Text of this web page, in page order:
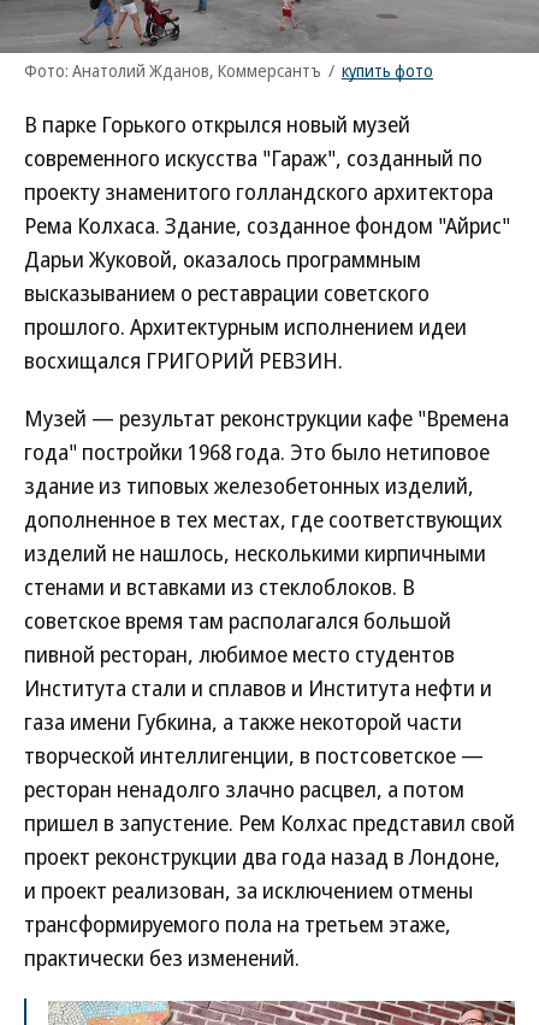
Фото: Анатолий Жданов, Коммерсантъ / купить фото
В парке Горького открылся новый музей
современного искусства "Гараж", созданный по
проекту знаменитого голландского архитектора
Рема Колхаса. Здание, созданное фондом "Айрис"
Дарьи Жуковой, оказалось программным
высказыванием о реставрации советского
прошлого. Архитектурным исполнением идеи
восхищался ГРИГОРИЙ РЕВЗИН.
Музей — результат реконструкции кафе "Времена
года" постройки 1968 года. Это было нетиповое
здание из типовых железобетонных изделий,
дополненное в тех местах, где соответствующих
изделий не нашлось, несколькими кирпичными
стенами и вставками из стеклоблоков. В
советское время там располагался большой
пивной ресторан, любимое место студентов
Института стали и сплавов и Института нефти и
газа имени Губкина, а также некоторой части
творческой интеллигенции, в постсоветское —
ресторан ненадолго злачно расцвел, а потом
пришел в запустение. Рем Колхас представил свой
проект реконструкции два года назад в Лондоне,
и проект реализован, за исключением отмены
трансформируемого пола на третьем этаже,
практически без изменений.